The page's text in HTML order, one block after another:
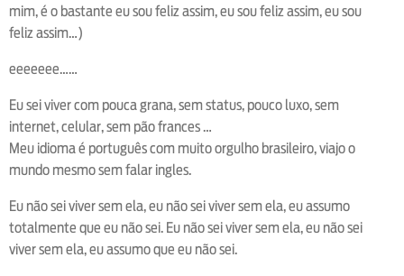
mim, é o bastante eu sou feliz assim, eu sou feliz assim, eu sou
feliz assim…)
eeeeeee……
Eu sei viver com pouca grana, sem status, pouco luxo, sem
internet, celular, sem pão frances …
Meu idioma é português com muito orgulho brasileiro, viajo o
mundo mesmo sem falar ingles.
Eu não sei viver sem ela, eu não sei viver sem ela, eu assumo
totalmente que eu não sei. Eu não sei viver sem ela, eu não sei
viver sem ela, eu assumo que eu não sei.